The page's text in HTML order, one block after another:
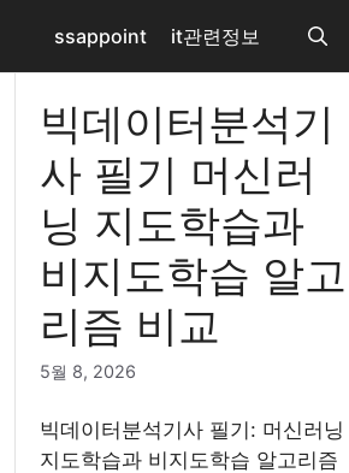
ssappoint it관련정보
빅데이터분석기
사 필기 머신러
닝 지도학습과
비지도학습 알고
리즘 비교
5월 8, 2026
빅데이터분석기사 필기: 머신러닝
지도학습과 비지도학습 알고리즘